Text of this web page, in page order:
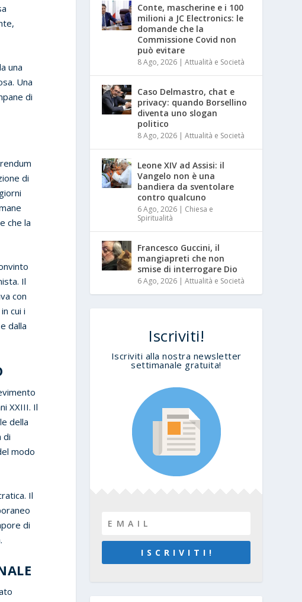
una
Una
di
di
che la
Il
con
cui i
dalla
XXIII. Il
della
di
modo
Il
di
Conte, mascherine e i 100
milioni a JC Electronics: le
domande che la
Commissione Covid non
può evitare
8 Ago, 2026 |Attualità e Società
Caso Delmastro, chat e
privacy: quando Borsellino
diventa uno slogan
politico
8 Ago, 2026 |Attualità e Società
Leone XIV ad Assisi: il
Vangelo non è una
bandiera da sventolare
contro qualcuno
6 Ago, 2026 | Chiesa e
Spiritualità
Francesco Guccini, il
mangiapreti che non
smise di interrogare Dio
6 Ago, 2026 |Attualità e Società
Iscriviti!
Iscriviti alla nostra newsletter
settimanale gratuita!
I S C R I V I T I !